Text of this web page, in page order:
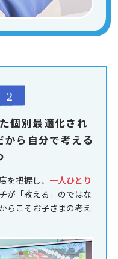
個別最適化され
から自分で考える
を把握し、 一人ひとり
が「教える」のではな
らこそお子さまの考え